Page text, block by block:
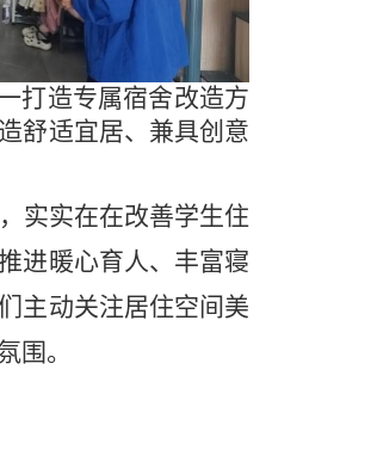
打造专属宿舍改造方
舒适宜居、兼具创意
实实在在改善学生住
进暖心育人、丰富寝
主动关注居住空间美
围。